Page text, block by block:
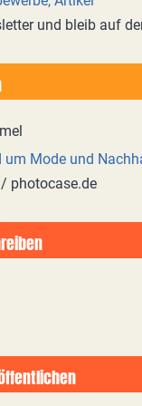
und bleib auf
um Mode und
photocase.de